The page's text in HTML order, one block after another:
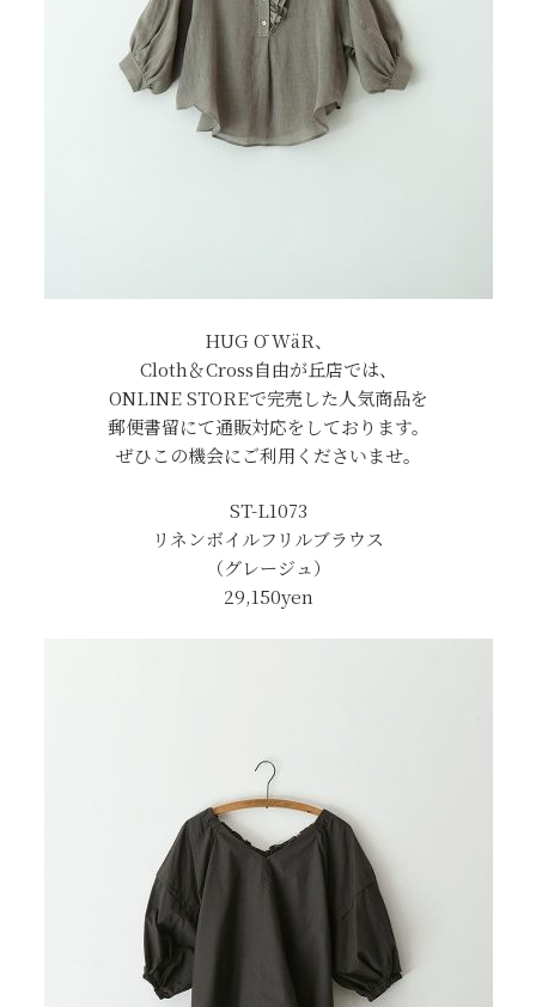
HUG Ō WäR、
Cloth＆Cross自由が丘店では、
ONLINE STOREで完売した人気商品を
郵便書留にて通販対応をしております。
ぜひこの機会にご利用くださいませ。
ST-L1073
リネンボイルフリルブラウス
（グレージュ）
29,150yen